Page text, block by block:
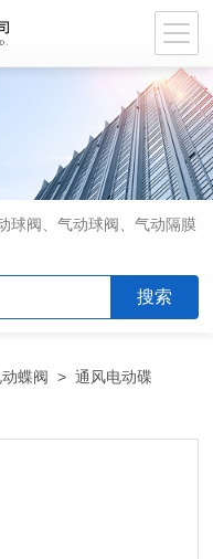
球阀、气动球阀、气动隔膜
蝶阀 >通风电动碟